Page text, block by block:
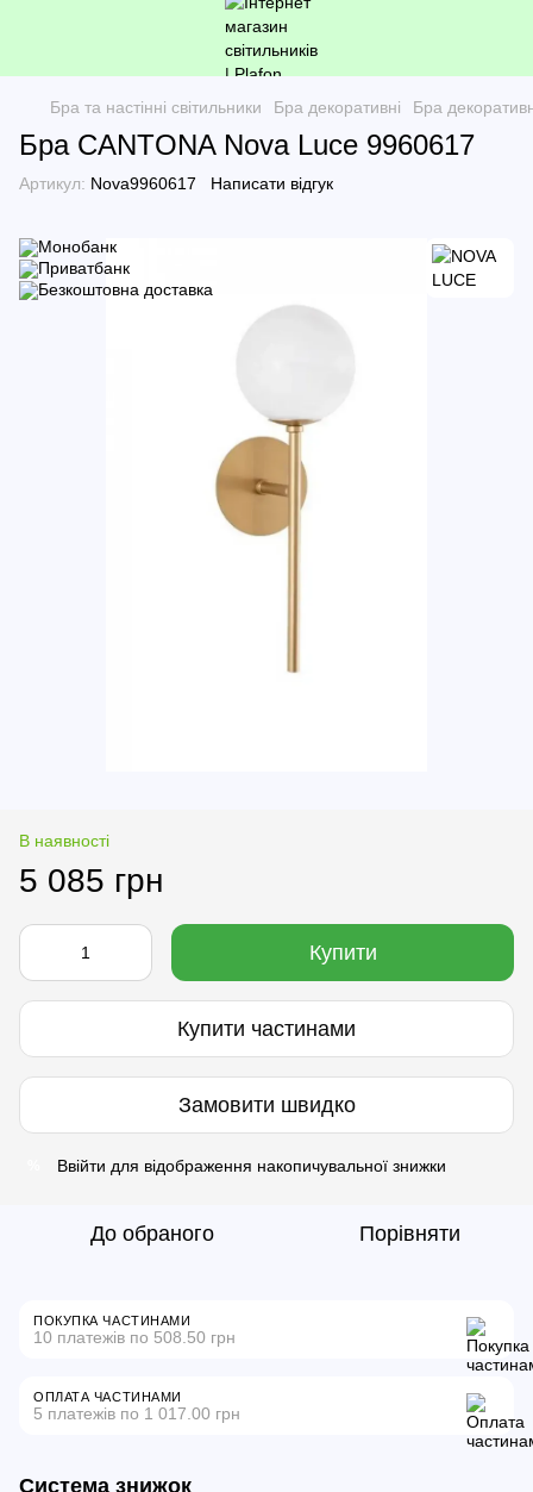
Бра та настінні світильники Бра декоративні Бра
Бра CANTONA Nova Luce 9960617
Артикул: Nova9960617 Написати відгук
В наявності
5 085 грн
Купити
Купити частинами
Замовити швидко
Ввійти для відображення накопичувальної знижки
До обраного Порівняти
ПОКУПКА ЧАСТИНАМИ
10 платежів по 508.50 грн
ОПЛАТА ЧАСТИНАМИ
5 платежів по 1 017.00 грн
Система знижок